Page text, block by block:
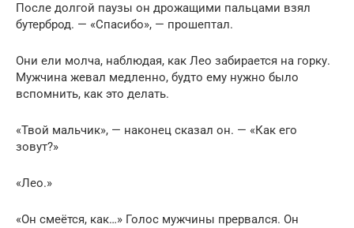
После долгой паузы он дрожащими пальцами взял
бутерброд. — «Спасибо», — прошептал.
Они ели молча, наблюдая, как Лео забирается на горку.
Мужчина жевал медленно, будто ему нужно было
вспомнить, как это делать.
«Твой мальчик», — наконец сказал он. — «Как его
зовут?»
«Лео.»
«Он смеётся, как…» Голос мужчины прервался. Он